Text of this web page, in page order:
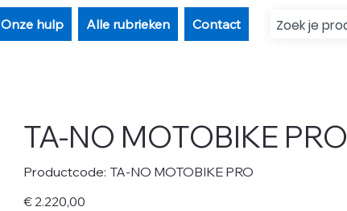
Onze hulp Alle rubrieken Contact
TA-NO MOTOBIKE PRO
Productcode: Productcode
TA-
TA-NO MOTOBIKE PRO
Prijs
€ 2.220,00